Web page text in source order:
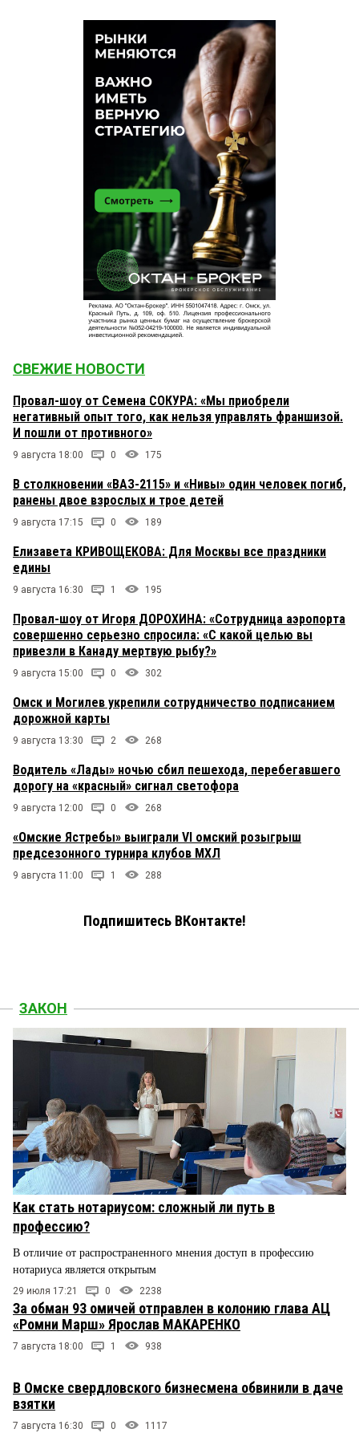
СВЕЖИЕ НОВОСТИ
Провал-шоу от Семена СОКУРА: «Мы приобрели
негативный опыт того, как нельзя управлять франшизой.
И пошли от противного»
9 августа 18:00 0 175
В столкновении «ВАЗ-2115» и «Нивы» один человек погиб,
ранены двое взрослых и трое детей
9 августа 17:15 0 189
Елизавета КРИВОЩЕКОВА: Для Москвы все праздники
едины
9 августа 16:30 1 195
Провал-шоу от Игоря ДОРОХИНА: «Сотрудница аэропорта
совершенно серьезно спросила: «С какой целью вы
привезли в Канаду мертвую рыбу?»
9 августа 15:00 0 302
Омск и Могилев укрепили сотрудничество подписанием
дорожной карты
9 августа 13:30 2 268
Водитель «Лады» ночью сбил пешехода, перебегавшего
дорогу на «красный» сигнал светофора
9 августа 12:00 0 268
«Омские Ястребы» выиграли VI омский розыгрыш
предсезонного турнира клубов МХЛ
9 августа 11:00 1 288
Подпишитесь ВКонтакте!
ЗАКОН
Как стать нотариусом: сложный ли путь в
профессию?
В отличие от распространенного мнения доступ в профессию
нотариуса является открытым
29 июля 17:21 0 2238
За обман 93 омичей отправлен в колонию глава АЦ
«Ромни Марш» Ярослав МАКАРЕНКО
7 августа 18:00 1 938
В Омске свердловского бизнесмена обвинили в даче
взятки
7 августа 16:30 0 1117